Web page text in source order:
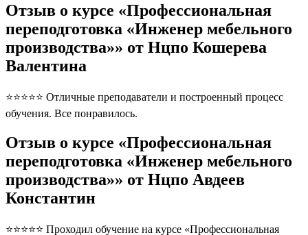
Отзыв о курсе «Профессиональная
переподготовка «Инженер мебельного
производства»» от Нцпо Кошерева
Валентина
⭐⭐⭐⭐⭐ Отличные преподаватели и построенный процесс
обучения. Все понравилось.
Отзыв о курсе «Профессиональная
переподготовка «Инженер мебельного
производства»» от Нцпо Авдеев
Константин
⭐⭐⭐⭐⭐ Проходил обучение на курсе «Профессиональная